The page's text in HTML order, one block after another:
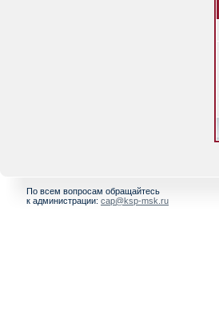
По всем вопросам обращайтесь
к администрации: cap@ksp-msk.ru